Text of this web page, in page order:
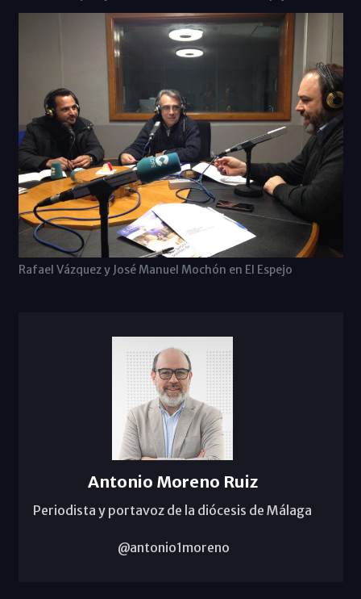
Rafael Vázquez y José Manuel Mochón en El Espejo
Antonio Moreno Ruiz
Periodista y portavoz de la diócesis de Málaga
@antonio1moreno